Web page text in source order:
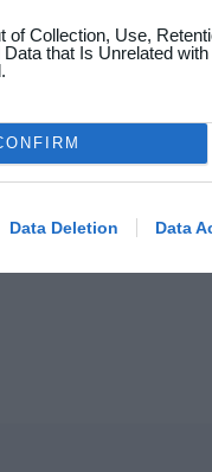
of Collection, Use,
that Is Unrelated
Data Deletion Data